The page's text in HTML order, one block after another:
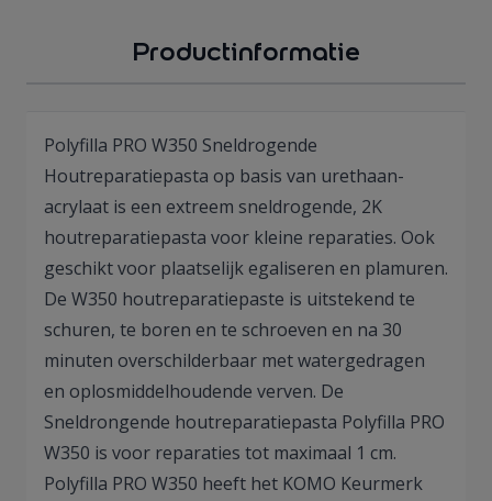
Productinformatie
Polyfilla PRO W350 Sneldrogende
Houtreparatiepasta op basis van urethaan-
acrylaat is een extreem sneldrogende, 2K
houtreparatiepasta voor kleine reparaties. Ook
geschikt voor plaatselijk egaliseren en plamuren.
De W350 houtreparatiepaste is uitstekend te
schuren, te boren en te schroeven en na 30
minuten overschilderbaar met watergedragen
en oplosmiddelhoudende verven. De
Sneldrongende houtreparatiepasta Polyfilla PRO
W350 is voor reparaties tot maximaal 1 cm.
Polyfilla PRO W350 heeft het KOMO Keurmerk